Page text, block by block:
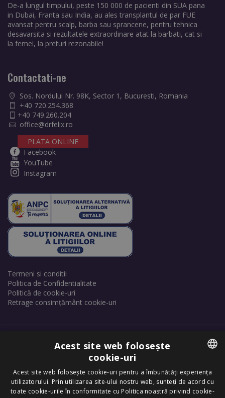
De-a lungul timpului, peste 150 000 de pacienti din SUA pana
in Dubai, Franta sau India, au ales transplantul de par FUE
avansat pentru scalp, barba sau sprancene, pentru tehnica
desavarsita si rezultatele extraordinare atat la barbati, cat si
la femei, la preturi rezonabile!
Contactati-ne
Sos. Nordului Nr. 98K, Sector 1, Bucuresti, Romania
+40 720.254.368
+40 749.260.204
office@drfelix.ro
PLATA ONLINE
Facebook
YouTube
Instagram
Termeni si conditii
Politica de Confidentialitate
Politică de cookie-uri
Retrage consimțământ cookie-uri
Copyright © 2025 Dr. Felix Hair Implant - Excellence in Hair
Transplantation in Eastern Europe! - All Rights Reserved.
ROMANIAN
ENGLISH
Acest site web folosește
cookie-uri
Acest site web folosește cookie-uri pentru a îmbunătăți experiența
utilizatorului. Prin utilizarea site-ului nostru web, sunteți de acord cu
toate cookie-urile în conformitate cu Politica noastră privind cookie-